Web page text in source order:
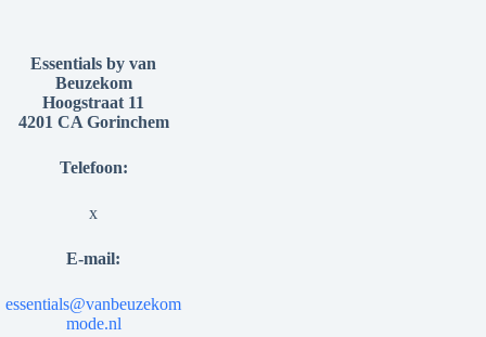
Essentials by van
Beuzekom
Hoogstraat 11
4201 CA Gorinchem
Telefoon:
x
E-mail:
essentials@vanbeuzekom
mode.nl